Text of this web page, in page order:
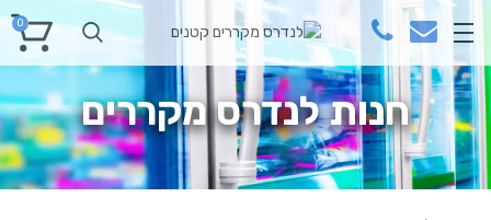
0
חנות לנדרס מקררים